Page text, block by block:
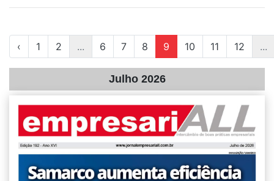
‹ 1 2 ... 6 7 8 9 10 11 12 ...
Julho 2026